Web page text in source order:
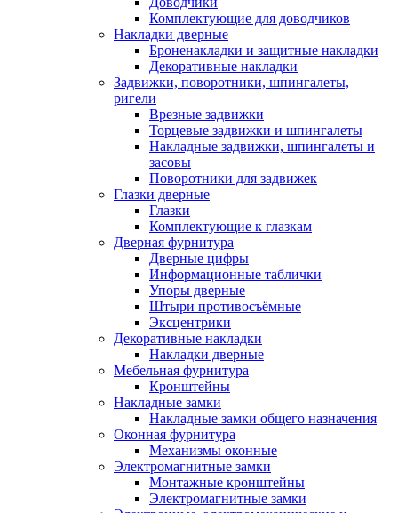
Комплектующие для доводчиков
Накладки дверные
Броненакладки и защитные накладки
Декоративные накладки
Задвижки, поворотники, шпингалеты,
ригели
Врезные задвижки
Торцевые задвижки и шпингалеты
Накладные задвижки, шпингалеты и
засовы
Поворотники для задвижек
Глазки дверные
Глазки
Комплектующие к глазкам
Дверная фурнитура
Дверные цифры
Информационные таблички
Упоры дверные
Штыри противосъёмные
Эксцентрики
Декоративные накладки
Накладки дверные
Мебельная фурнитура
Кронштейны
Накладные замки
Накладные замки общего назначения
Оконная фурнитура
Механизмы оконные
Электромагнитные замки
Монтажные кронштейны
Электромагнитные замки